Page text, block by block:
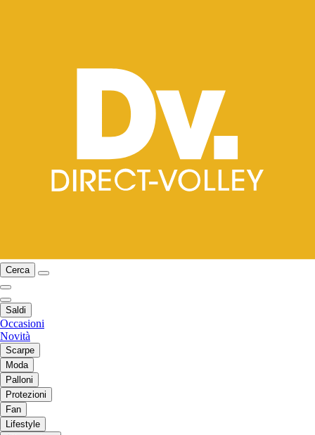
Cerca
Saldi
Occasioni
Novità
Scarpe
Moda
Palloni
Protezioni
Fan
Lifestyle